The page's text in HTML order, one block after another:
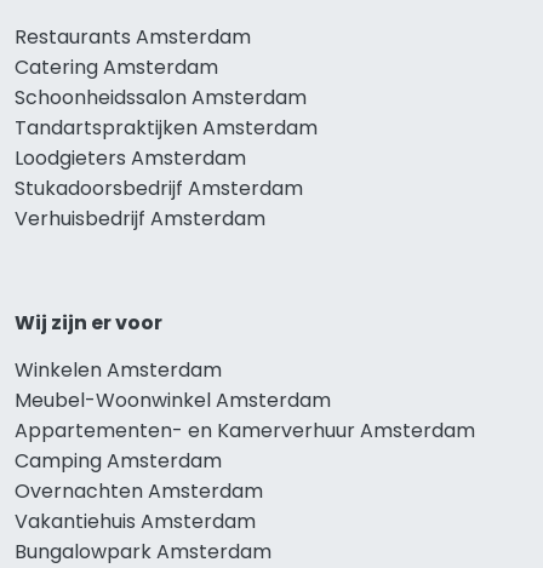
Restaurants Amsterdam
Catering Amsterdam
Schoonheidssalon Amsterdam
Tandartspraktijken Amsterdam
Loodgieters Amsterdam
Stukadoorsbedrijf Amsterdam
Verhuisbedrijf Amsterdam
Wij zijn er voor
Winkelen Amsterdam
Meubel-Woonwinkel Amsterdam
Appartementen- en Kamerverhuur Amsterdam
Camping Amsterdam
Overnachten Amsterdam
Vakantiehuis Amsterdam
Bungalowpark Amsterdam